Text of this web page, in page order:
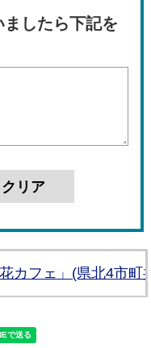
したら下記を
カフェ」(県北4市町